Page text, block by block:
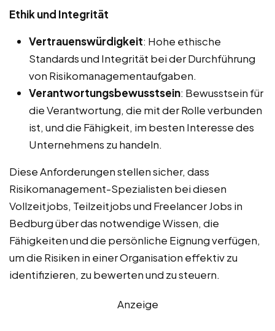
Ethik und Integrität
Vertrauenswürdigkeit: Hohe ethische
Standards und Integrität bei der Durchführung
von Risikomanagementaufgaben.
Verantwortungsbewusstsein: Bewusstsein für
die Verantwortung, die mit der Rolle verbunden
ist, und die Fähigkeit, im besten Interesse des
Unternehmens zu handeln.
Diese Anforderungen stellen sicher, dass
Risikomanagement-Spezialisten bei diesen
Vollzeitjobs, Teilzeitjobs und Freelancer Jobs in
Bedburg über das notwendige Wissen, die
Fähigkeiten und die persönliche Eignung verfügen,
um die Risiken in einer Organisation effektiv zu
identifizieren, zu bewerten und zu steuern.
Anzeige